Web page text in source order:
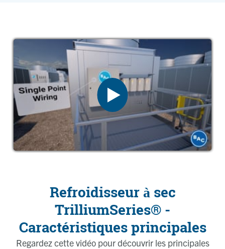
Refroidisseur à sec
TrilliumSeries® -
Caractéristiques principales
Regardez cette vidéo pour découvrir les principales